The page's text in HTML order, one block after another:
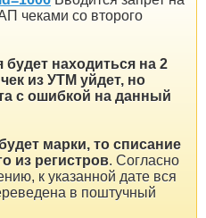
чеками со второго
будет находиться на 2
из УТМ уйдет, но
с ошибкой на данный
марки, то списание
из регистров. Согласно
к указанной дате вся
в поштучный